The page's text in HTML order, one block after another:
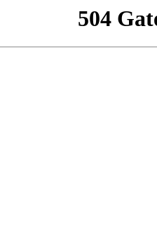
504